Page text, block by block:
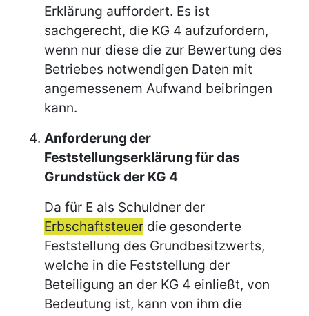
Erklärung auffordert. Es ist
sachgerecht, die KG 4 aufzufordern,
wenn nur diese die zur Bewertung des
Betriebes notwendigen Daten mit
angemessenem Aufwand beibringen
kann.
Anforderung der
Feststellungserklärung für das
Grundstück der KG 4
Da für E als Schuldner der
Erbschaftsteuer die gesonderte
Feststellung des Grundbesitzwerts,
welche in die Feststellung der
Beteiligung an der KG 4 einließt, von
Bedeutung ist, kann von ihm die